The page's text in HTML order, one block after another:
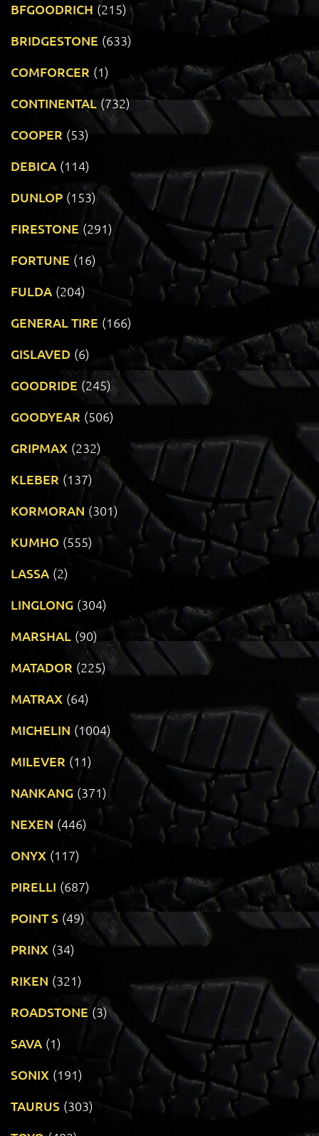
BFGOODRICH (215)
BRIDGESTONE (633)
COMFORCER (1)
CONTINENTAL (732)
COOPER (53)
DEBICA (114)
DUNLOP (153)
FIRESTONE (291)
FORTUNE (16)
FULDA (204)
GENERAL TIRE (166)
GISLAVED (6)
GOODRIDE (245)
GOODYEAR (506)
GRIPMAX (232)
KLEBER (137)
KORMORAN (301)
KUMHO (555)
LASSA (2)
LINGLONG (304)
MARSHAL (90)
MATADOR (225)
MATRAX (64)
MICHELIN (1004)
MILEVER (11)
NANKANG (371)
NEXEN (446)
ONYX (117)
PIRELLI (687)
POINT S (49)
PRINX (34)
RIKEN (321)
ROADSTONE (3)
SAVA (1)
SONIX (191)
TAURUS (303)